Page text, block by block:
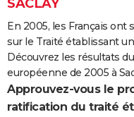
COPAINS D'AVANT
S'inscrire
Se connecter
Lycées
Collèges
Primaires
Universités
Entreprises
Service militaire
Avis de recherche
AVIS DE DÉCÈS
FORUM
Bricolage
Lifestyle
Culture
Sport
Auto
Television
Voyage
Cinema
SACLAY
En 2005, les Français
sur le Traité établissant
Découvrez les résultats
européenne de 2005 à
Approuvez-vous le
ratification du traité